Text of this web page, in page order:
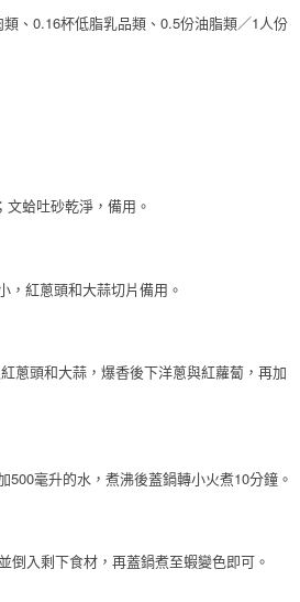
、0.16杯低脂乳品類、0.5份油脂類／1人份
蛤吐砂乾淨，備用。
，紅蔥頭和大蒜切片備用。
蔥頭和大蒜，爆香後下洋蔥與紅蘿蔔，再加
500毫升的水，煮沸後蓋鍋轉小火煮10分鐘。
倒入剩下食材，再蓋鍋煮至蝦變色即可。